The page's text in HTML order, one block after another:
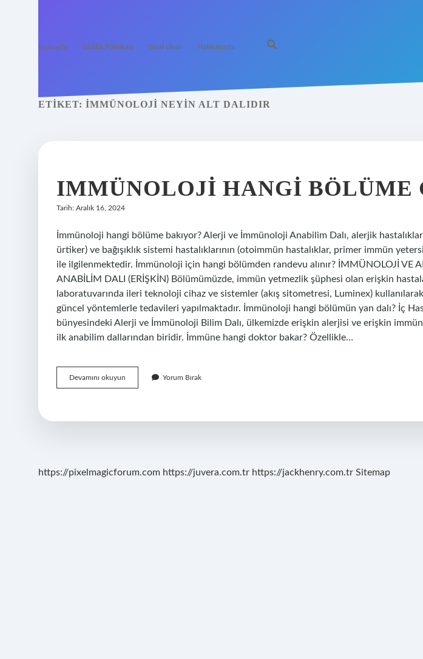
Anasayfa Gizlilik Politikası Yasal Uyarı Hakkımızda
ETIKET: İMMÜNOLOJI NEYIN ALT DALIDIR
IMMÜNOLOJI HANGI BÖLÜME
Tarih: Aralık 16, 2024
İmmünoloji hangi bölüme bakıyor? Alerji ve İmmünoloji Anabilim Dalı, alerjik
ürtiker) ve bağışıklık sistemi hastalıklarının (otoimmün hastalıklar, primer immün
ile ilgilenmektedir. İmmünoloji için hangi bölümden randevu alınır? İMMÜNOLOJİ VE
ANABİLİM DALI (ERİŞKİN) Bölümümüzde, immün yetmezlik şüphesi olan erişkin
laboratuvarında ileri teknoloji cihaz ve sistemler (akış sitometresi, Luminex)
güncel yöntemlerle tedavileri yapılmaktadır. İmmünoloji hangi bölümün yan dalı? İç
bünyesindeki Alerji ve İmmünoloji Bilim Dalı, ülkemizde erişkin alerjisi ve erişkin
ilk anabilim dallarından biridir. İmmüne hangi doktor bakar? Özellikle…
Devamını okuyun Immünoloji
Hangi
Yorum Bırak
https://pixelmagicforum.com https://juvera.com.tr https://jackhenry.com.tr Sitemap